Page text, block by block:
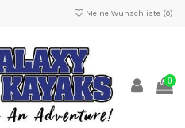
Meine Wunschliste (0)
0